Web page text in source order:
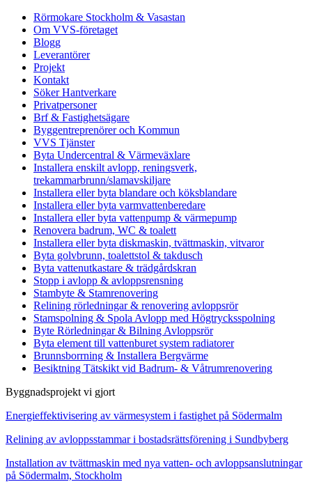
Rörmokare Stockholm & Vasastan
Om VVS-företaget
Blogg
Leverantörer
Projekt
Kontakt
Söker Hantverkare
Privatpersoner
Brf & Fastighetsägare
Byggentreprenörer och Kommun
VVS Tjänster
Byta Undercentral & Värmeväxlare
Installera enskilt avlopp, reningsverk,
trekammarbrunn/slamavskiljare
Installera eller byta blandare och köksblandare
Installera eller byta varmvattenberedare
Installera eller byta vattenpump & värmepump
Renovera badrum, WC & toalett
Installera eller byta diskmaskin, tvättmaskin, vitvaror
Byta golvbrunn, toalettstol & takdusch
Byta vattenutkastare & trädgårdskran
Stopp i avlopp & avloppsrensning
Stambyte & Stamrenovering
Relining rörledningar & renovering avloppsrör
Stamspolning & Spola Avlopp med Högtrycksspolning
Byte Rörledningar & Bilning Avloppsrör
Byta element till vattenburet system radiatorer
Brunnsborrning & Installera Bergvärme
Besiktning Tätskikt vid Badrum- & Våtrumrenovering
Byggnadsprojekt vi gjort
Energieffektivisering av värmesystem i fastighet på Södermalm
Relining av avloppsstammar i bostadsrättsförening i Sundbyberg
Installation av tvättmaskin med nya vatten- och avloppsanslutningar
på Södermalm, Stockholm